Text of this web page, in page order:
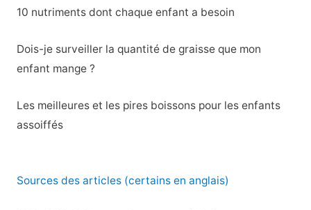
10 nutriments dont chaque enfant a besoin
Dois-je surveiller la quantité de graisse que mon
enfant mange ?
Les meilleures et les pires boissons pour les enfants
assoiffés
Sources des articles (certains en anglais)